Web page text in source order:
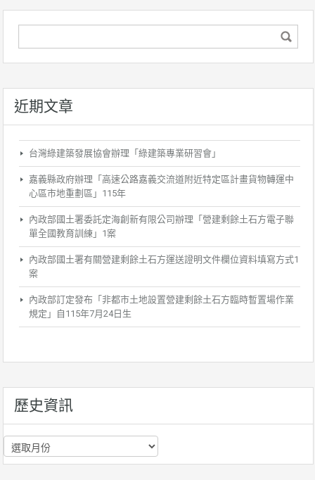
近期文章
台灣綠建築發展協會辦理「綠建築專業研習會」
嘉義縣政府辦理「高速公路嘉義交流道附近特定區計畫貨物轉運中
心區市地重劃區」115年
內政部國土署委託定海創新有限公司辦理「營建剩餘土石方電子聯
單全國教育訓練」1案
內政部國土署有關營建剩餘土石方運送證明文件欄位資料填寫方式1
案
內政部訂定發布「非都市土地設置營建剩餘土石方臨時暫置場作業
規定」自115年7月24日生
歷史資訊
歷
史